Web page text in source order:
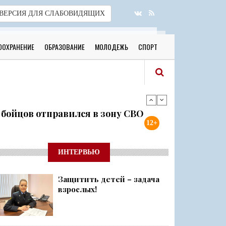
ДЛЯ СЛАБОВИДЯЩИХ
ОБРАЗОВАНИЕ МОЛОДЕЖЬ СПОРТ
отправился в зону СВО
к новому учебному году
о 500 днях стойкости и бое...
район
12+
ИНТЕРВЬЮ
Защитить детей – задача
взрослых!